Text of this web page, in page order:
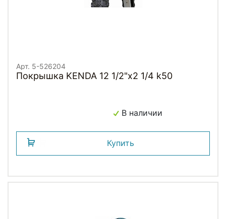
Арт. 5-526204
Покрышка KENDA 12 1/2"х2 1/4 k50
В наличии
Купить